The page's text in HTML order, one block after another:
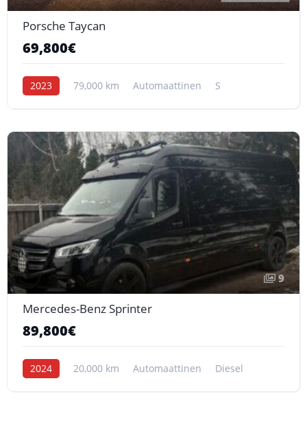
Porsche Taycan
69,800€
2023 79,000 km Automaattinen S
9
Mercedes-Benz Sprinter
89,800€
2024 20,000 km Automaattinen Diesel